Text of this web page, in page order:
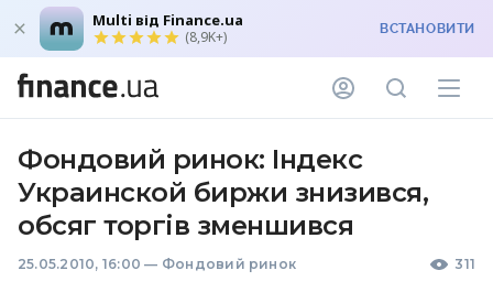
Multi від Finance.ua
(8,9K+) ВСТАНОВИТИ
Фондовий ринок: Індекс
Украинской биржи знизився,
обсяг торгів зменшився
25.05.2010, 16:00 — Фондовий ринок 311